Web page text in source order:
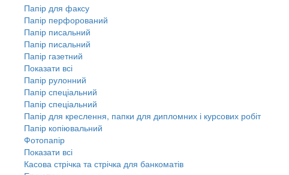
Папір для факсу
Папір перфорований
Папір писальний
Папір писальний
Папір газетний
Показати всі
Папір рулонний
Папір спеціальний
Папір спеціальний
Папір для креслення, папки для дипломних і курсових робіт
Папір копіювальний
Фотопапір
Показати всі
Касова стрічка та стрічка для банкоматів